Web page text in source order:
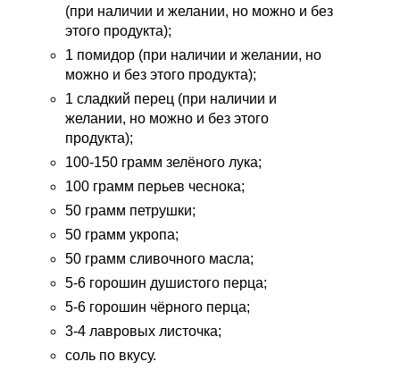
(при наличии и желании, но можно и без
этого продукта);
1 помидор (при наличии и желании, но
можно и без этого продукта);
1 сладкий перец (при наличии и
желании, но можно и без этого
продукта);
100-150 грамм зелёного лука;
100 грамм перьев чеснока;
50 грамм петрушки;
50 грамм укропа;
50 грамм сливочного масла;
5-6 горошин душистого перца;
5-6 горошин чёрного перца;
3-4 лавровых листочка;
соль по вкусу.